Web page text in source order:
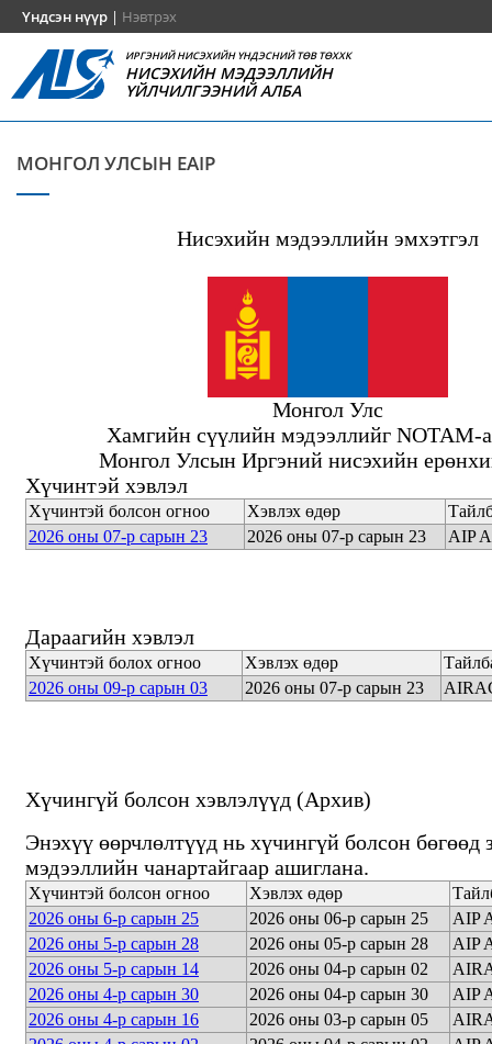
Үндсэн нүүр | Нэвтрэх
ИРГЭНИЙ НИСЭХИЙН ҮНДЭСНИЙ ТӨВ ТӨХХК
НИСЭХИЙН МЭДЭЭЛЛИЙН
ҮЙЛЧИЛГЭЭНИЙ АЛБА
МОНГОЛ УЛСЫН EAIP